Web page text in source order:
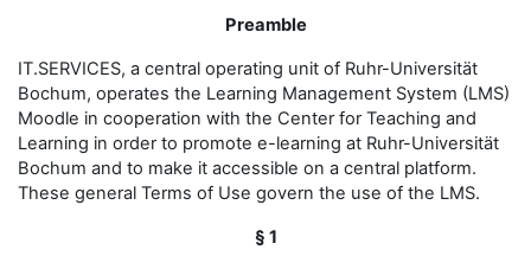
Preamble
IT.SERVICES, a central operating unit of Ruhr-Universität
Bochum, operates the Learning Management System (LMS)
Moodle in cooperation with the Center for Teaching and
Learning in order to promote e-learning at Ruhr-Universität
Bochum and to make it accessible on a central platform.
These general Terms of Use govern the use of the LMS.
§ 1